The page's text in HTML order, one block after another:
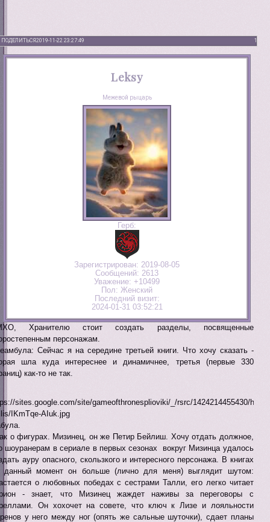
ПОДЕЛИТЬСЯ 1
2019-11-22 23:27:49
Leksy
Межевой рыцарь
Герб:
Зарегистрирован: 2019-08-05
Сообщений: 2613
Уважение: +10499
Пол: Женский
Последний визит:
2024-01-31 03:52:21
Хранителю стоит создать разделы, посвященные
персонажам.
Сейчас я на середине третьей книги. Что хочу сказать -
шла куда интереснее и динамичнее, третья (первые 330
как-то не так.
о фигурах. Мизинец, он же Петир Бейлиш. Хочу отдать должное,
шоуранерам в сериале в первых сезонах вокруг Мизинца удалось
ауру опасного, скользкого и интересного персонажа. В книгах
данный момент он больше (лично для меня) выглядит шутом:
о любовных победах с сестрами Талли, его легко читает
- знает, что Мизинец жаждет наживы за переговоры с
Он хохочет на совете, что ключ к Лизе и лояльности
у него между ног (опять же сальные шуточки), сдает планы